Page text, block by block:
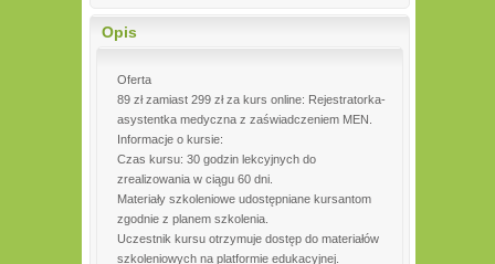
Opis
Oferta
89 zł zamiast 299 zł za kurs online: Rejestratorka-
asystentka medyczna z zaświadczeniem MEN.
Informacje o kursie:
Czas kursu: 30 godzin lekcyjnych do
zrealizowania w ciągu 60 dni.
Materiały szkoleniowe udostępniane kursantom
zgodnie z planem szkolenia.
Uczestnik kursu otrzymuje dostęp do materiałów
szkoleniowych na platformie edukacyjnej.